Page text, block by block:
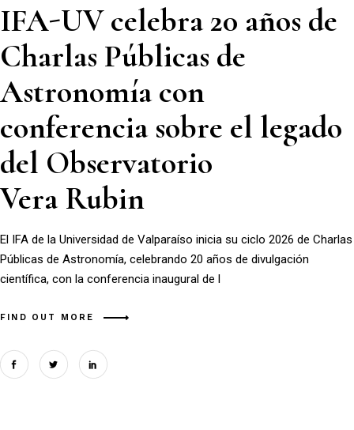
IFA-UV celebra 20 años de
Charlas Públicas de
Astronomía con
conferencia sobre el legado
del Observatorio
Vera Rubin
El IFA de la Universidad de Valparaíso inicia su ciclo 2026 de Charlas
Públicas de Astronomía, celebrando 20 años de divulgación
científica, con la conferencia inaugural de l
FIND OUT MORE